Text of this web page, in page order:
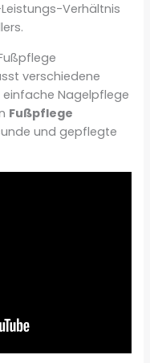
Verhältnis
verschiedene
einfache Nagelpflege
Fußpflege
und gepflegte